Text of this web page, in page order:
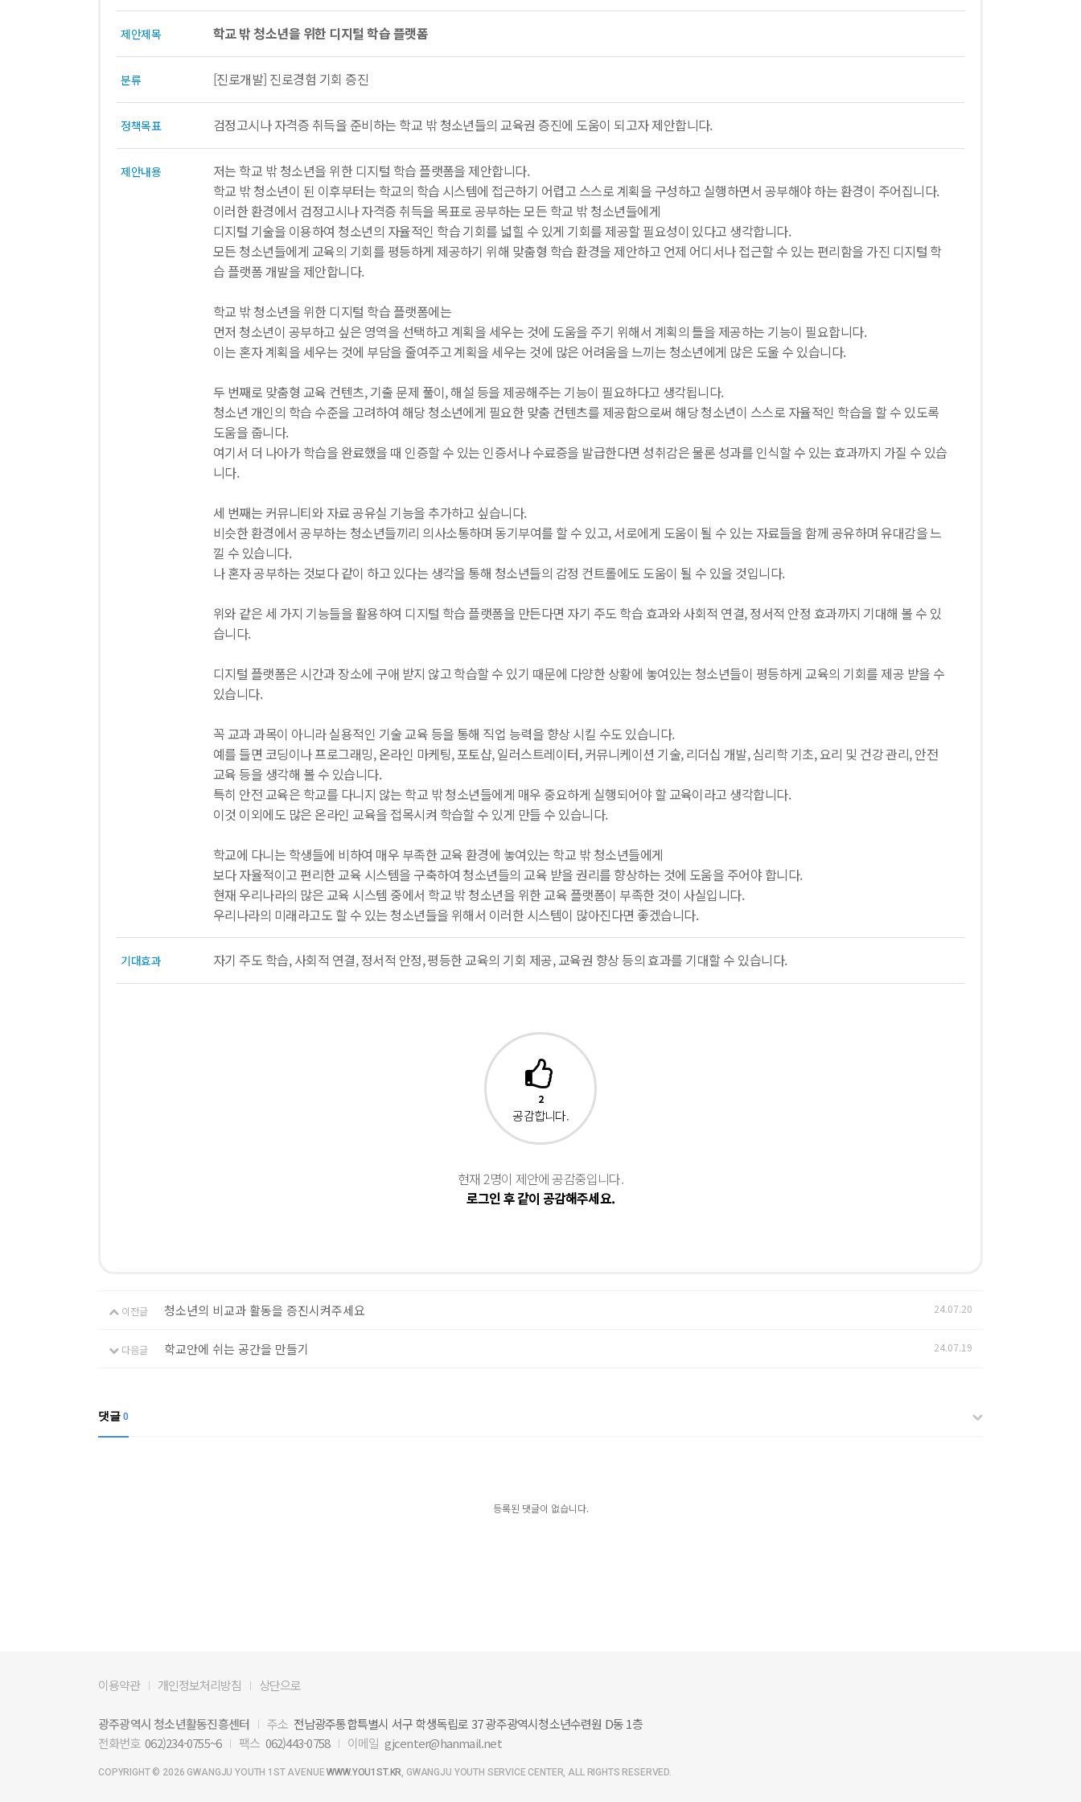
제안제목 학교 밖 청소년을 위한 디지털 학습 플랫폼
분류 [진로개발] 진로경험 기회 증진
정책목표 검정고시나 자격증 취득을 준비하는 학교 밖 청소년들의 교육권 증진에 도움이 되고자 제안합니다.
제안내용
저는 학교 밖 청소년을 위한 디지털 학습 플랫폼을 제안합니다.
학교 밖 청소년이 된 이후부터는 학교의 학습 시스템에 접근하기 어렵고 스스로 계획을 구성하고 실행하면서 공부해야 하는 환경이 주어집니다.
이러한 환경에서 검정고시나 자격증 취득을 목표로 공부하는 모든 학교 밖 청소년들에게
디지털 기술을 이용하여 청소년의 자율적인 학습 기회를 넓힐 수 있게 기회를 제공할 필요성이 있다고 생각합니다.
모든 청소년들에게 교육의 기회를 평등하게 제공하기 위해 맞춤형 학습 환경을 제안하고 언제 어디서나 접근할 수 있는 편리함을 가진 디지털 학
습 플랫폼 개발을 제안합니다.
학교 밖 청소년을 위한 디지털 학습 플랫폼에는
먼저 청소년이 공부하고 싶은 영역을 선택하고 계획을 세우는 것에 도움을 주기 위해서 계획의 틀을 제공하는 기능이 필요합니다.
이는 혼자 계획을 세우는 것에 부담을 줄여주고 계획을 세우는 것에 많은 어려움을 느끼는 청소년에게 많은 도울 수 있습니다.
두 번째로 맞춤형 교육 컨텐츠, 기출 문제 풀이, 해설 등을 제공해주는 기능이 필요하다고 생각됩니다.
청소년 개인의 학습 수준을 고려하여 해당 청소년에게 필요한 맞춤 컨텐츠를 제공함으로써 해당 청소년이 스스로 자율적인 학습을 할 수 있도록
도움을 줍니다.
여기서 더 나아가 학습을 완료했을 때 인증할 수 있는 인증서나 수료증을 발급한다면 성취감은 물론 성과를 인식할 수 있는 효과까지 가질 수 있습
니다.
세 번째는 커뮤니티와 자료 공유실 기능을 추가하고 싶습니다.
비슷한 환경에서 공부하는 청소년들끼리 의사소통하며 동기부여를 할 수 있고, 서로에게 도움이 될 수 있는 자료들을 함께 공유하며 유대감을 느
낄 수 있습니다.
나 혼자 공부하는 것보다 같이 하고 있다는 생각을 통해 청소년들의 감정 컨트롤에도 도움이 될 수 있을 것입니다.
위와 같은 세 가지 기능들을 활용하여 디지털 학습 플랫폼을 만든다면 자기 주도 학습 효과와 사회적 연결, 정서적 안정 효과까지 기대해 볼 수 있
습니다.
디지털 플랫폼은 시간과 장소에 구애 받지 않고 학습할 수 있기 때문에 다양한 상황에 놓여있는 청소년들이 평등하게 교육의 기회를 제공 받을 수
있습니다.
꼭 교과 과목이 아니라 실용적인 기술 교육 등을 통해 직업 능력을 향상 시킬 수도 있습니다.
예를 들면 코딩이나 프로그래밍, 온라인 마케팅, 포토샵, 일러스트레이터, 커뮤니케이션 기술, 리더십 개발, 심리학 기초, 요리 및 건강 관리, 안전
교육 등을 생각해 볼 수 있습니다.
특히 안전 교육은 학교를 다니지 않는 학교 밖 청소년들에게 매우 중요하게 실행되어야 할 교육이라고 생각합니다.
이것 이외에도 많은 온라인 교육을 접목시켜 학습할 수 있게 만들 수 있습니다.
학교에 다니는 학생들에 비하여 매우 부족한 교육 환경에 놓여있는 학교 밖 청소년들에게
보다 자율적이고 편리한 교육 시스템을 구축하여 청소년들의 교육 받을 권리를 향상하는 것에 도움을 주어야 합니다.
현재 우리나라의 많은 교육 시스템 중에서 학교 밖 청소년을 위한 교육 플랫폼이 부족한 것이 사실입니다.
우리나라의 미래라고도 할 수 있는 청소년들을 위해서 이러한 시스템이 많아진다면 좋겠습니다.
기대효과 자기 주도 학습, 사회적 연결, 정서적 안정, 평등한 교육의 기회 제공, 교육권 향상 등의 효과를 기대할 수 있습니다.
2
공감합니다.
현재 2명이 제안에 공감중입니다.
로그인 후 같이 공감해주세요.
이전글 청소년의 비교과 활동을 증진시켜주세요 24.07.20
다음글 학교안에 쉬는 공간을 만들기 24.07.19
댓글 0
등록된 댓글이 없습니다.
이용약관 개인정보처리방침 상단으로
광주광역시 청소년활동진흥센터 주소 전남광주통합특별시 서구 학생독립로 37 광주광역시청소년수련원 D동 1층
전화번호 062)234-0755~6 팩스 062)443-0758 이메일 gjcenter@hanmail.net
COPYRIGHT © 2026 GWANGJU YOUTH 1ST AVENUEWWW.YOU1ST.KR, GWANGJU YOUTH SERVICE CENTER, ALL RIGHTS RESERVED.